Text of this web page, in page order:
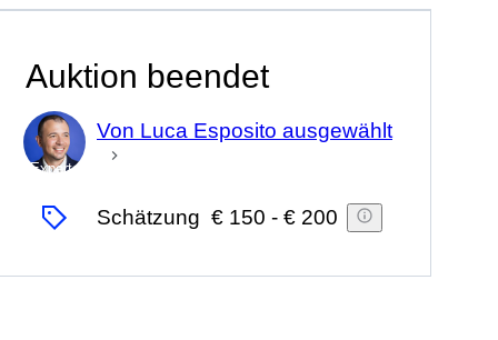
Auktion beendet
Experte
Von Luca Esposito ausgewählt
Schätzung € 150 - € 200